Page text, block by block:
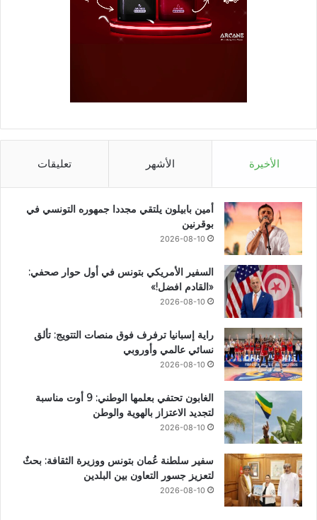
الأخيرة الأشهر تعليقات
أمين بابيلون يلتقي مجددا جمهوره التونسي في
بوقرنين
2026-08-10
السفير الأمريكي بتونس في أول حوار صحفي:
«القادم افضل!»
2026-08-10
راية إسبانيا ترفرف فوق منصات التتويج: تألق
نسائي عالمي وأوروبي
2026-08-10
الغابون تحتفي بعلمها الوطني: 9 أوت مناسبة
لتجديد الاعتزاز بالهوية والوطن
2026-08-10
سفير سلطنة عُمان بتونس ووزيرة الثقافة: بحثٌ
لتعزيز جسور التعاون بين البلدين
2026-08-10